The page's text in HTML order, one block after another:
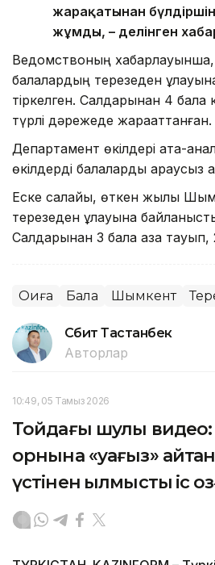
жарақатынан
жұмды, – делінген
Ведомствоның
балалардың терезеден
тіркелген. Салдарынан 4 бала
түрлі дәрежеде жарақаттанған.
Департамент өкілдері ата-
өкілдерді балаларды қараусыз
Еске салайық, өткен жылы
терезеден құлауына
Салдарынан 3 бала қаза тауып,
Оқиға Бала Шымкент
Сәбит Тастанбек
Авторлар
10:49, 05 Тамыз 2026
Тойдағы шулы видео:
орнына «уағыз»
үстінен қылмыстық іс